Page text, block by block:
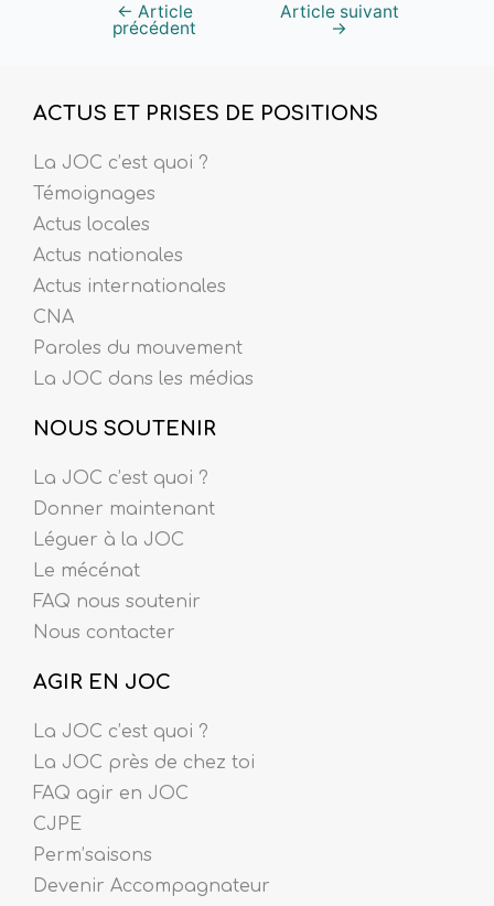
← Article
précédent
Article suivant
→
ACTUS ET PRISES DE POSITIONS
La JOC c’est quoi ?
Témoignages
Actus locales
Actus nationales
Actus internationales
CNA
Paroles du mouvement
La JOC dans les médias
NOUS SOUTENIR
La JOC c’est quoi ?
Donner maintenant
Léguer à la JOC
Le mécénat
FAQ nous soutenir
Nous contacter
AGIR EN JOC
La JOC c’est quoi ?
La JOC près de chez toi
FAQ agir en JOC
CJPE
Perm’saisons
Devenir Accompagnateur